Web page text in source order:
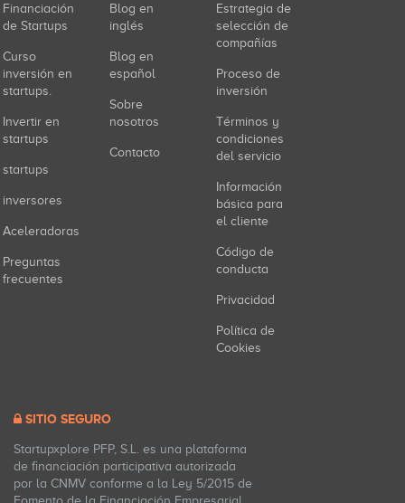
Financiación
de Startups
Curso
inversión en
startups.
Invertir en
startups
startups
inversores
Aceleradoras
Preguntas
frecuentes
Blog en
inglés
Blog en
español
Sobre
nosotros
Contacto
Estrategia de
selección de
compañías
Proceso de
inversión
Términos y
condiciones
del servicio
Información
básica para
el cliente
Código de
conducta
Privacidad
Política de
Cookies
SITIO SEGURO
Startupxplore PFP, S.L. es una plataforma
de financiación participativa autorizada
por la CNMV conforme a la Ley 5/2015 de